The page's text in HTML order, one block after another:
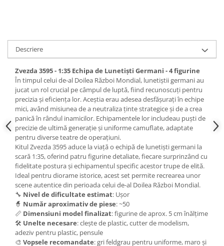
Vallejo Acrylic Textures
Vallejo Liquid Gold
Vallejo Surface Primer
Vallejo Weathering Effects
Vallejo Model Wash
Vallejo Metal Color
AK Interactive
Vopsea Chrome
Creioane Weathering
Auxiliare
Real Colors Markers
Auxiliare & Diluanti
Primer (grund)
Playmarkers
Descriere
Zvezda 3595 - 1:35 Echipa de Lunetiști Germani - 4 figurine
În timpul celui de-al Doilea Război Mondial, lunetiștii germani au
jucat un rol crucial pe câmpul de luptă, fiind recunoscuți pentru
precizia și eficiența lor. Aceștia erau adesea desfășurați în echipe
mici, având misiunea de a neutraliza ținte strategice și de a crea
panică în rândul inamicilor. Echipamentele lor includeau puști de
precizie de ultimă generație și uniforme camuflate, adaptate
pentru diverse teatre de operațiuni.
Kitul Zvezda 3595 aduce la viață o echipă de lunetiști germani la
scară 1:35, oferind patru figurine detaliate, fiecare surprinzând cu
fidelitate postura și echipamentul specific acestor trupe de elită.
Ideal pentru diorame istorice, acest set permite recrearea unor
scene autentice din perioada celui de-al Doilea Război Mondial.
🔧 Nivel de dificultate estimat: Ușor
🧙 Număr aproximativ de piese: ~50
📏 Dimensiuni model finalizat: figurine de aprox. 5 cm înălțime
🛠️ Unelte necesare: clește de plastic, cutter de modelism,
adeziv pentru plastic, pensule
🎨 Vopsele recomandate: gri feldgrau pentru uniforme, maro și